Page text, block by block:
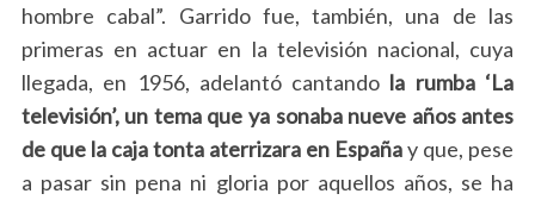
hombre cabal”. Garrido fue, también, una de las
primeras en actuar en la televisión nacional, cuya
llegada, en 1956, adelantó cantando la rumba ‘La
televisión’, un tema que ya sonaba nueve años antes
de que la caja tonta aterrizara en Españay que, pese
a pasar sin pena ni gloria por aquellos años, se ha